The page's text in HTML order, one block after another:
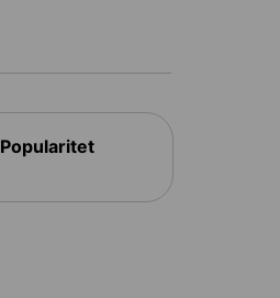
Popularitet